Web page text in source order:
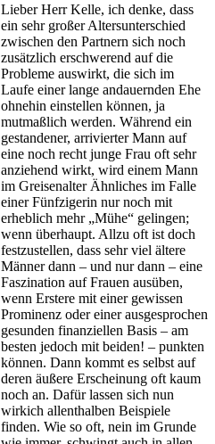
Lieber Herr Kelle, ich denke, dass
ein sehr großer Altersunterschied
zwischen den Partnern sich noch
zusätzlich erschwerend auf die
Probleme auswirkt, die sich im
Laufe einer lange andauernden Ehe
ohnehin einstellen können, ja
mutmaßlich werden. Während ein
gestandener, arrivierter Mann auf
eine noch recht junge Frau oft sehr
anziehend wirkt, wird einem Mann
im Greisenalter Ähnliches im Falle
einer Fünfzigerin nur noch mit
erheblich mehr „Mühe“ gelingen;
wenn überhaupt. Allzu oft ist doch
festzustellen, dass sehr viel ältere
Männer dann – und nur dann – eine
Faszination auf Frauen ausüben,
wenn Erstere mit einer gewissen
Prominenz oder einer ausgesprochen
gesunden finanziellen Basis – am
besten jedoch mit beiden! – punkten
können. Dann kommt es selbst auf
deren äußere Erscheinung oft kaum
noch an. Dafür lassen sich nun
wirkich allenthalben Beispiele
finden. Wie so oft, nein im Grunde